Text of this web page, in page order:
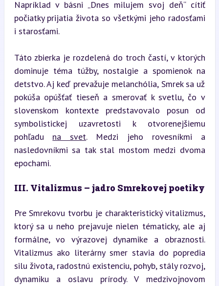
Napríklad v básni „Dnes milujem svoj deň“ cítiť
počiatky prijatia života so všetkými jeho radosťami
i starosťami.
Táto zbierka je rozdelená do troch častí, v ktorých
dominuje téma túžby, nostalgie a spomienok na
detstvo. Aj keď prevažuje melanchólia, Smrek sa už
pokúša opúšťať tieseň a smerovať k svetlu, čo v
slovenskom kontexte predstavovalo posun od
symbolistickej uzavretosti k otvorenejšiemu
pohľadu na svet. Medzi jeho rovesníkmi a
nasledovníkmi sa tak stal mostom medzi dvoma
epochami.
III. Vitalizmus – jadro Smrekovej poetiky
Pre Smrekovu tvorbu je charakteristický vitalizmus,
ktorý sa u neho prejavuje nielen tématicky, ale aj
formálne, vo výrazovej dynamike a obraznosti.
Vitalizmus ako literárny smer stavia do popredia
silu života, radostnú existenciu, pohyb, stály rozvoj,
dynamiku a oslavu prírody. V medzivojnovom